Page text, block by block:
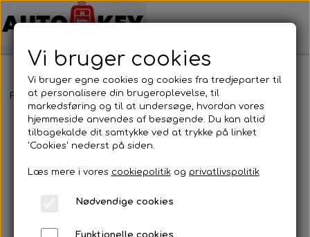
Forside Bilnøgler Citröen / DS Nøglehus
Vi bruger cookies
Vi bruger egne cookies og cookies fra tredjeparter til
at personalisere din brugeroplevelse, til
markedsføring og til at undersøge, hvordan vores
hjemmeside anvendes af besøgende. Du kan altid
tilbagekalde dit samtykke ved at trykke på linket
'Cookies' nederst på siden.
Læs mere i vores cookiepolitikog privatlivspolitik
Nødvendige cookies
Funktionelle cookies